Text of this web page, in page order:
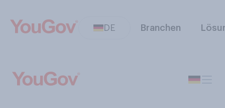
DE Branchen